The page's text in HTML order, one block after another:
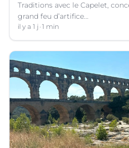
Traditions avec le Capelet,
grand feu d’artifice...
il y a 1 j 1 min